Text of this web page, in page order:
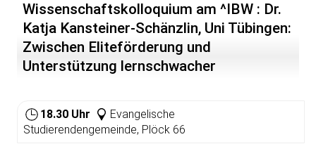
Wissenschaftskolloquium am ^IBW : Dr.
Katja Kansteiner-Schänzlin, Uni Tübingen:
Zwischen Eliteförderung und
Unterstützung lernschwacher
18.30 Uhr
Evangelische
Studierendengemeinde, Plöck 66